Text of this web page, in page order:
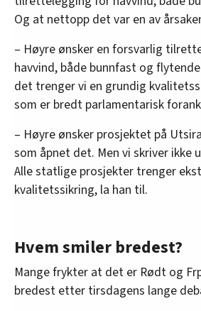
Og at nettopp det var en av
– Høyre ønsker en forsvarlig
havvind, både bunnfast og
det trenger vi en grundig
som er bredt parlamentarisk
– Høyre ønsker prosjektet på
som åpnet det. Men vi skriver ikke
Alle statlige prosjekter trenger
kvalitetssikring, la han til.
Hvem smiler bredest?
Mange frykter at det er Rødt og
bredest etter tirsdagens lange